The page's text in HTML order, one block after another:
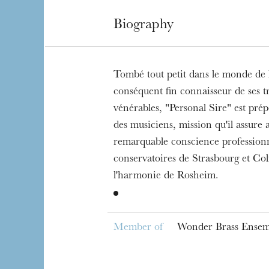
Biography
Tombé tout petit dans le monde de
conséquent fin connaisseur de ses
vénérables, "Personal Sire" est
des musiciens, mission qu'il assure
remarquable conscience
conservatoires de Strasbourg et
l'harmonie de Rosheim.
Member of Wonder Brass